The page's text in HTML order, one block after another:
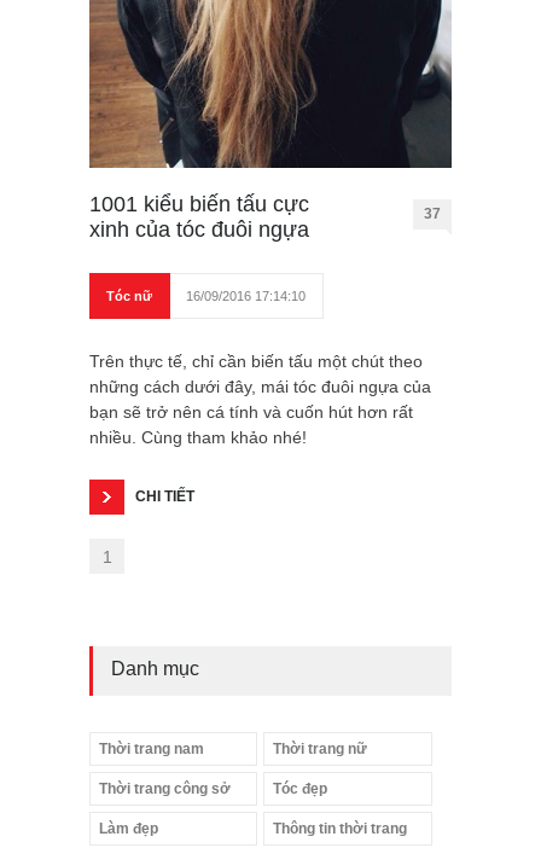
1001 kiểu biến tấu cực
xinh của tóc đuôi ngựa
37
Tóc nữ 16/09/2016 17:14:10
Trên thực tế, chỉ cần biến tấu một chút theo
những cách dưới đây, mái tóc đuôi ngựa của
bạn sẽ trở nên cá tính và cuốn hút hơn rất
nhiều. Cùng tham khảo nhé!
CHI TIẾT
1
Danh mục
Thời trang nam Thời trang nữ
Thời trang công sở Tóc đẹp
Làm đẹp Thông tin thời trang